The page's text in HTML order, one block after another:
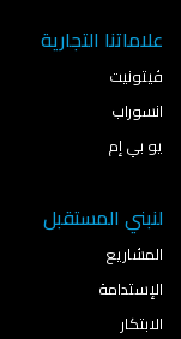
علاماتنا التجارية
ڤيتونيت
انسوراب
يو بي إم
لنبني المستقبل
المشاريع
الإستدامة
الابتكار